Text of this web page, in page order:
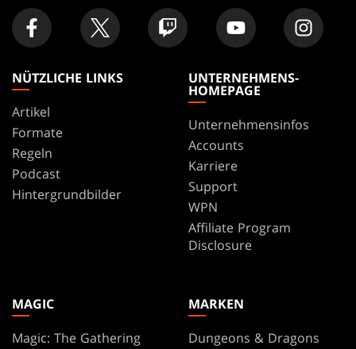
NÜTZLICHE LINKS
Artikel
Formate
Regeln
Podcast
Hintergrundbilder
UNTERNEHMENS-
HOMEPAGE
Unternehmensinfos
Accounts
Karriere
Support
WPN
Affiliate Program
Disclosure
MAGIC
Magic: The Gathering
MARKEN
Dungeons & Dragons